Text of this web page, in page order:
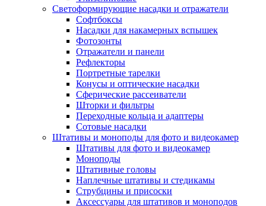
Светоформирующие насадки и отражатели
Софтбоксы
Насадки для накамерных вспышек
Фотозонты
Отражатели и панели
Рефлекторы
Портретные тарелки
Конусы и оптические насадки
Сферические рассеиватели
Шторки и фильтры
Переходные кольца и адаптеры
Сотовые насадки
Штативы и моноподы для фото и видеокамер
Штативы для фото и видеокамер
Моноподы
Штативные головы
Наплечные штативы и стедикамы
Струбцины и присоски
Аксессуары для штативов и моноподов